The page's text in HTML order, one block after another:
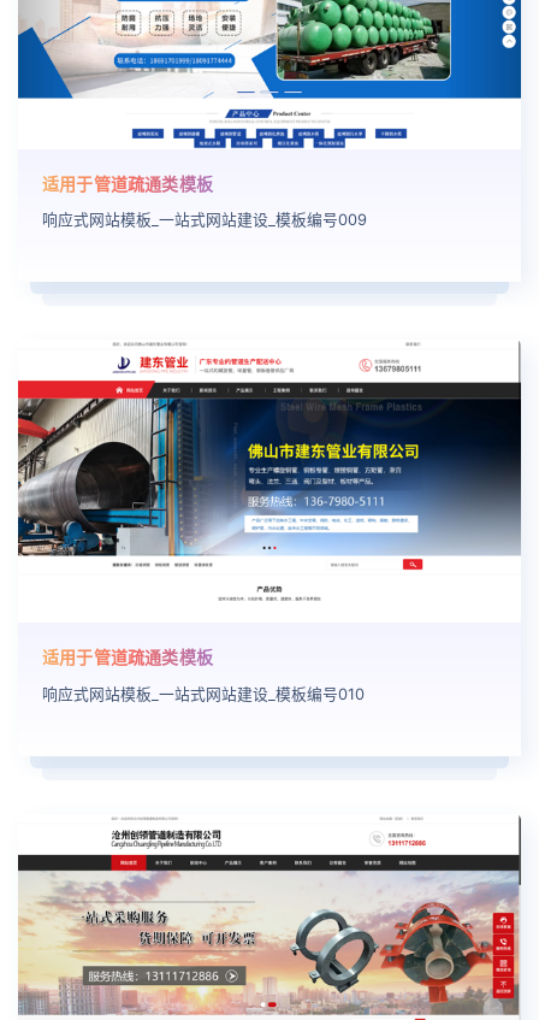
适用于管道疏通类模板
响应式网站模板_一站式网站建设_模板编号009
适用于管道疏通类模板
响应式网站模板_一站式网站建设_模板编号010